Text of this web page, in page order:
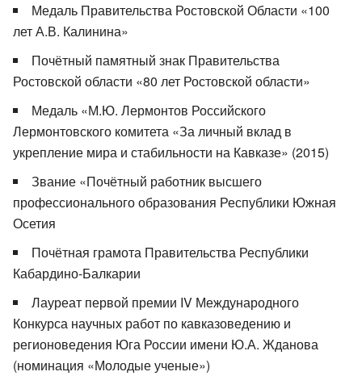
Медаль Правительства Ростовской Области «100
лет А.В. Калинина»
Почётный памятный знак Правительства
Ростовской области «80 лет Ростовской области»
Медаль «М.Ю. Лермонтов Российского
Лермонтовского комитета «За личный вклад в
укрепление мира и стабильности на Кавказе» (2015)
Звание «Почётный работник высшего
профессионального образования Республики Южная
Осетия
Почётная грамота Правительства Республики
Кабардино-Балкарии
Лауреат первой премии IV Международного
Конкурса научных работ по кавказоведению и
регионоведения Юга России имени Ю.А. Жданова
(номинация «Молодые ученые»)